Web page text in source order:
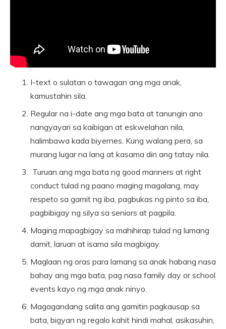
I-text o sulatan o tawagan ang mga anak,
kamustahin sila.
Regular na i-date ang mga bata at tanungin ano
nangyayari sa kaibigan at eskwelahan nila,
halimbawa kada biyernes. Kung walang pera, sa
murang lugar na lang at kasama din ang tatay nila.
Turuan ang mga bata ng good manners at right
conduct tulad ng paano maging magalang, may
respeto sa gamit ng iba, pagbukas ng pinto sa iba,
pagbibigay ng silya sa seniors at pagpila.
Maging mapagbigay sa mahihirap tulad ng lumang
damit, laruan at isama sila magbigay.
Maglaan ng oras para lamang sa anak habang nasa
bahay ang mga bata, pag nasa family day or school
events kayo ng mga anak ninyo.
Magagandang salita ang gamitin pagkausap sa
bata, bigyan ng regalo kahit hindi mahal, asikasuhin,